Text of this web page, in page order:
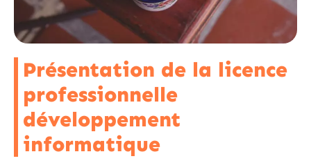
Présentation de la licence
professionnelle
développement
informatique